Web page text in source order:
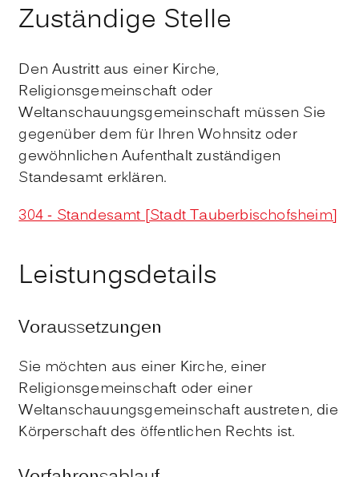
Zuständige Stelle
Den Austritt aus einer Kirche,
Religionsgemeinschaft oder
Weltanschauungsgemeinschaft müssen Sie
gegenüber dem für Ihren Wohnsitz oder
gewöhnlichen Aufenthalt zuständigen
Standesamt erklären.
304 - Standesamt [Stadt Tauberbischofsheim]
Leistungsdetails
Voraussetzungen
Sie möchten aus einer Kirche, einer
Religionsgemeinschaft oder einer
Weltanschauungsgemeinschaft austreten, die
Körperschaft des öffentlichen Rechts ist.